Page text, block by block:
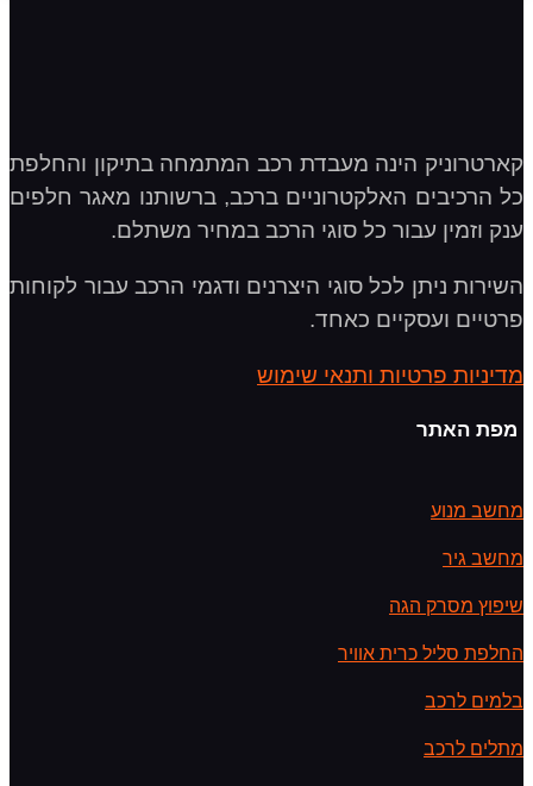
קארטרוניק הינה מעבדת רכב המתמחה בתיקון והחלפת
כל הרכיבים האלקטרוניים ברכב, ברשותנו מאגר חלפים
ענק וזמין עבור כל סוגי הרכב במחיר משתלם.
השירות ניתן לכל סוגי היצרנים ודגמי הרכב עבור לקוחות
פרטיים ועסקיים כאחד.
מדיניות פרטיות ותנאי שימוש
מפת האתר
מחשב מנוע
מחשב גיר
שיפוץ מסרק הגה
החלפת סליל כרית אוויר
בלמים לרכב
מתלים לרכב